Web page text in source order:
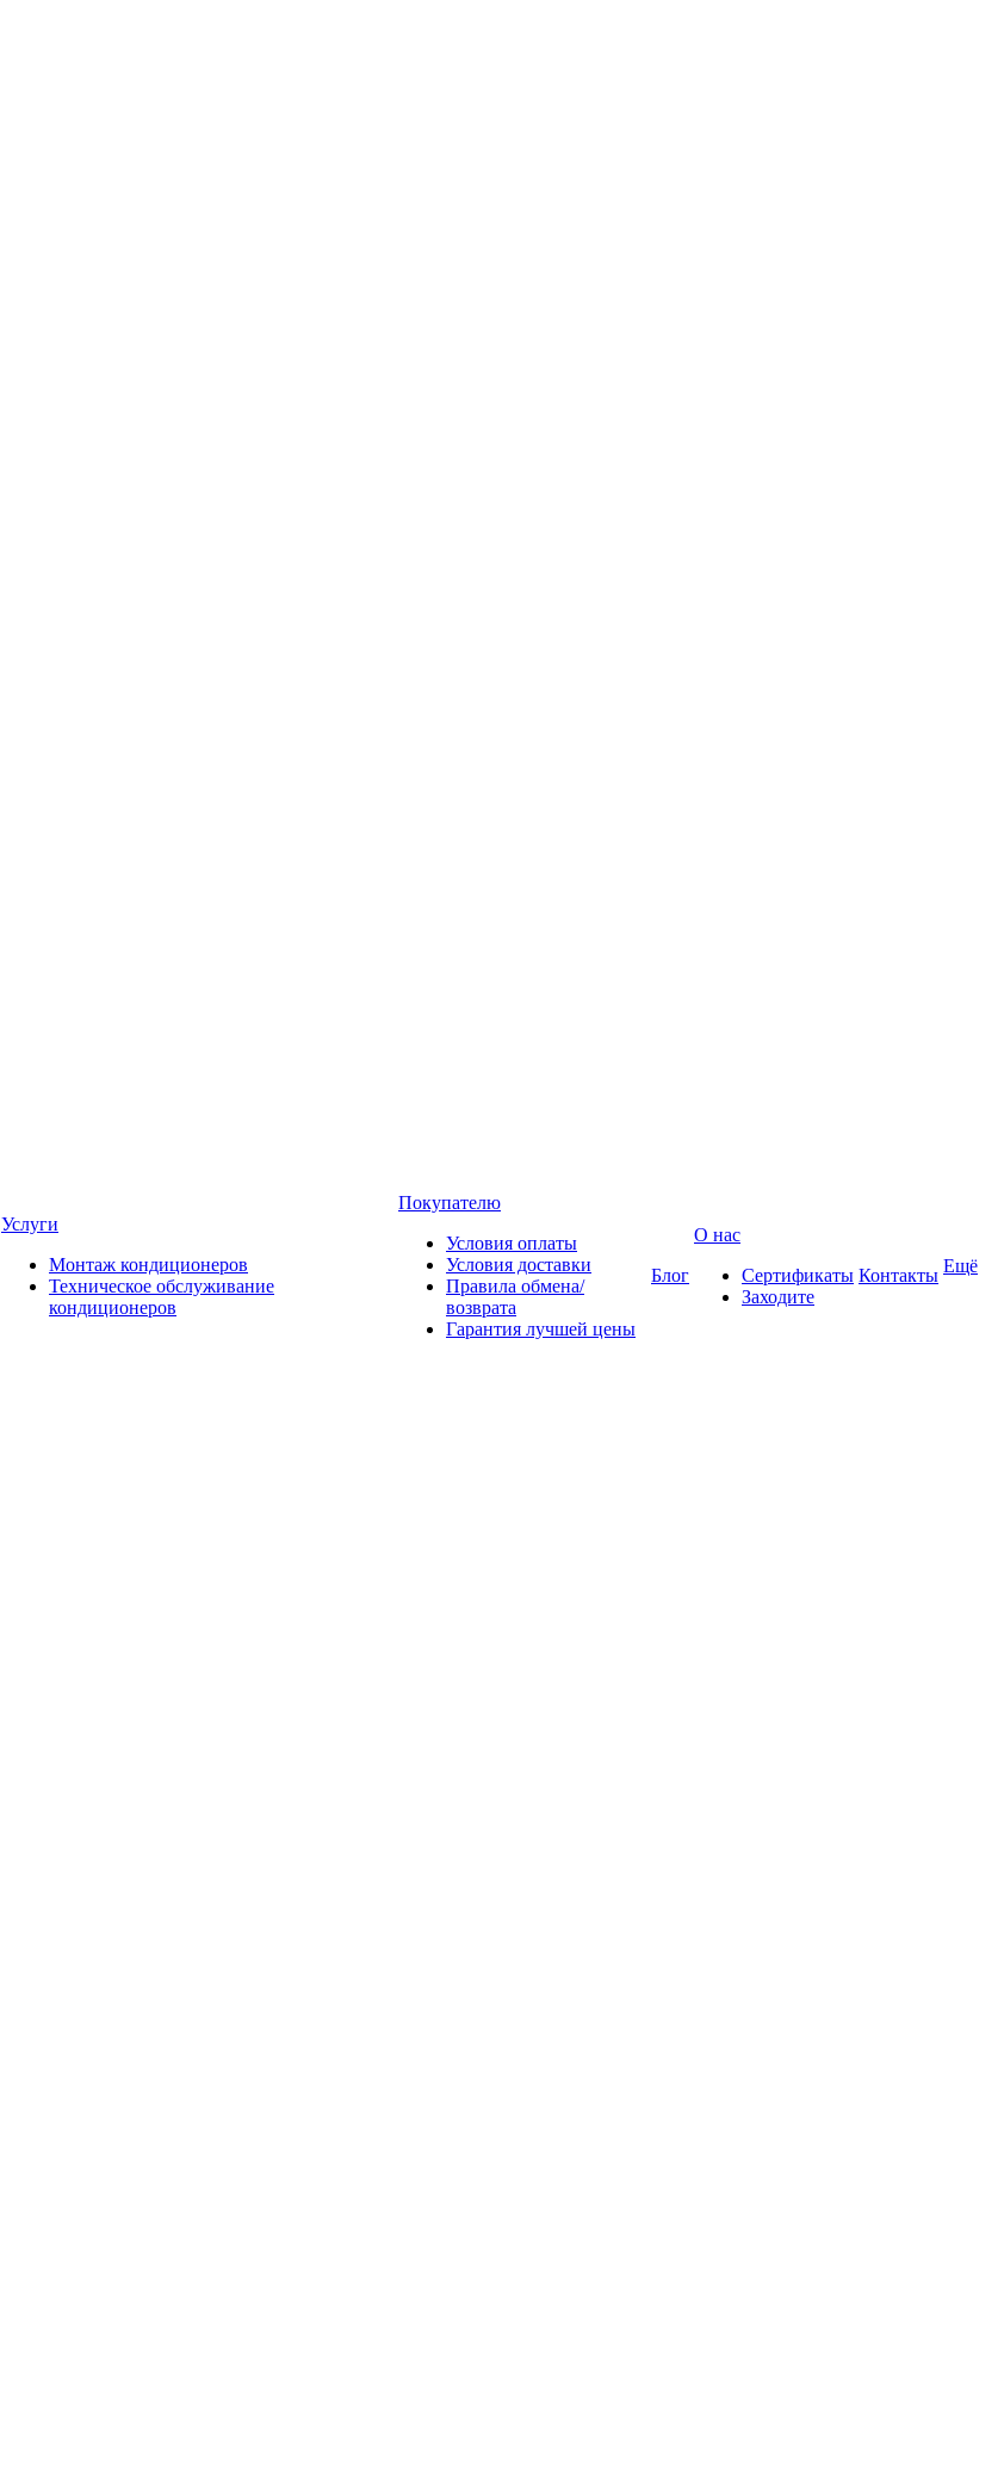
Услуги
Монтаж кондиционеров
Техническое обслуживание
кондиционеров
Покупателю
Условия оплаты
Условия доставки
Правила обмена/
возврата
Гарантия лучшей цены
Блог
О нас
Сертификаты
Заходите
Контакты Ещё